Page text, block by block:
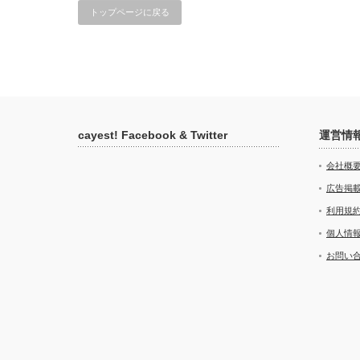
トップページに戻る
cayest! Facebook & Twitter 運営情
会社概
広告掲
利用規
個人情
お問い